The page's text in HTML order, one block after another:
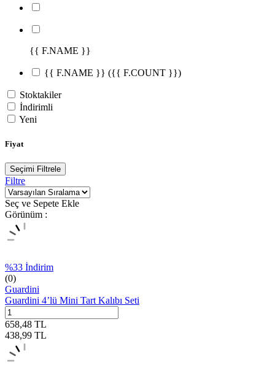
{{ F.NAME }}
{{ F.NAME }} ({{ F.COUNT }})
Stoktakiler
İndirimli
Yeni
Fiyat
Seçimi Filtrele
Filtre
Seç ve Sepete Ekle
Görünüm :
%33 İndirim
(0)
Guardini
Guardini 4’lü Mini Tart Kalıbı Seti
658,48 TL
438,99 TL